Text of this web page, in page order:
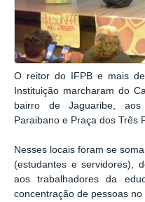
O reitor do IFPB e mais
Instituição marcharam do
bairro de Jaguaribe,
Paraibano e Praça dos Três
Nesses locais foram se
(estudantes e servidores),
aos trabalhadores da
concentração de pessoas